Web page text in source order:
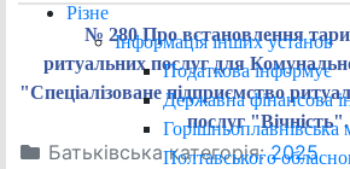
Різне
Інформація інших установ
Податкова інформує
Державна фінансова
Горішньоплавнівська
Полтавського
№ 280 Про встановлення
ритуальних послуг для
"Спеціалізоване підприємство
послуг "Вічність".
Батьківська категорія:2025